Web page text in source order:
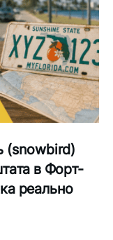
(snowbird)
в Форт-
реально